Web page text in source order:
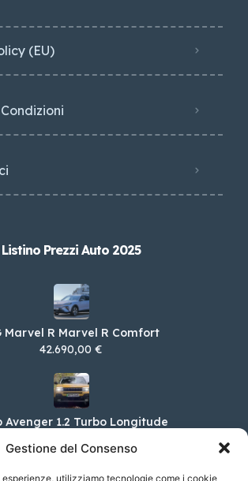
Gestione del Consenso
esperienze, utilizziamo tecnologie come i cookie
(EU)
Listino Prezzi Auto 2025
Marvel R Marvel R Comfort
42.690,00 €
Avenger 1.2 Turbo Longitude